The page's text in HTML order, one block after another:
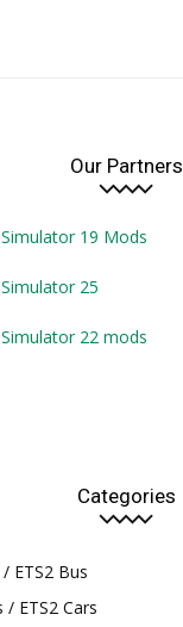
Our Partners
19 Mods
25
22 mods
Categories
ETS2 Bus
/ ETS2 Cars